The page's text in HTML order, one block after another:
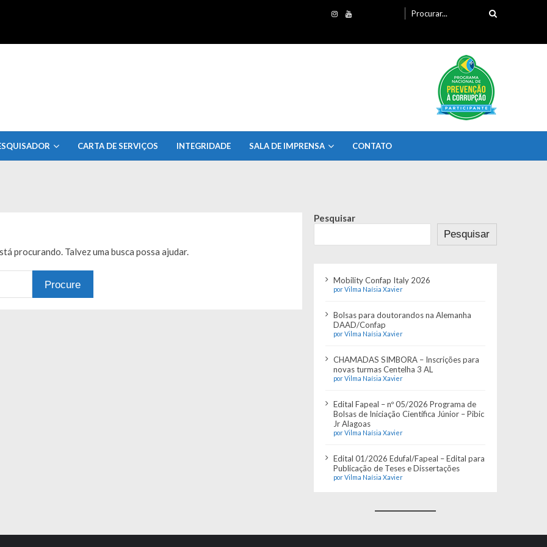
por:
CARTA DE SERVIÇOS INTEGRIDADE SALA DE IMPRENSA CONTATO
procurando. Talvez uma busca possa ajudar.
Pesquisar
Pesquisar
Mobility Confap Italy 2026
por Vilma Naísia Xavier
Bolsas para doutorandos na Alemanha
DAAD/Confap
por Vilma Naísia Xavier
CHAMADAS SIMBORA – Inscrições para
novas turmas Centelha 3 AL
por Vilma Naísia Xavier
Edital Fapeal – nº 05/2026 Programa de
Bolsas de Iniciação Científica Júnior – Pibic
Jr Alagoas
por Vilma Naísia Xavier
Edital 01/2026 Edufal/Fapeal – Edital para
Publicação de Teses e Dissertações
por Vilma Naísia Xavier